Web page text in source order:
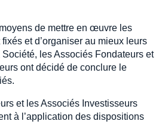
de mettre en œuvre les
et d’organiser au mieux leurs
les Associés Fondateurs et
ont décidé de conclure le
et les Associés Investisseurs
à l’application des dispositions